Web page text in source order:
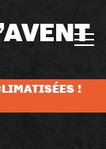
!
CHOCOLATS